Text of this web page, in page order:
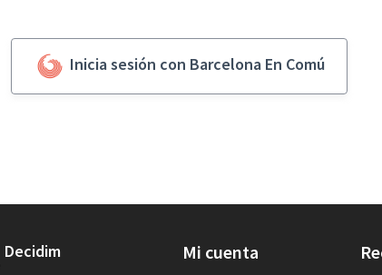
Inicia sesión con Barcelona En Comú
Decidim Mi cuenta